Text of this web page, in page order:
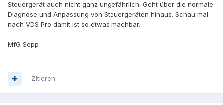
Steuergerät auch nicht ganz ungefährlich. Geht über die normale
Diagnose und Anpassung von Steuergeräten hinaus. Schau mal
nach VDS Pro damit ist so etwas machbar.
MfG Sepp
Zitieren